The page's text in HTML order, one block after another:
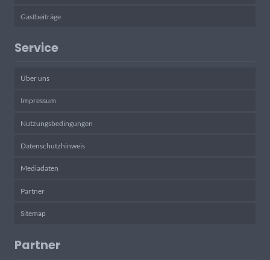
Gastbeiträge
Service
Über uns
Impressum
Nutzungsbedingungen
Datenschutzhinweis
Mediadaten
Partner
Sitemap
Partner